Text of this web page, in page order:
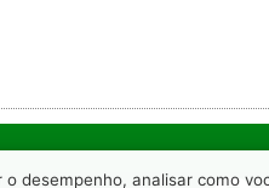
desempenho, analisar como